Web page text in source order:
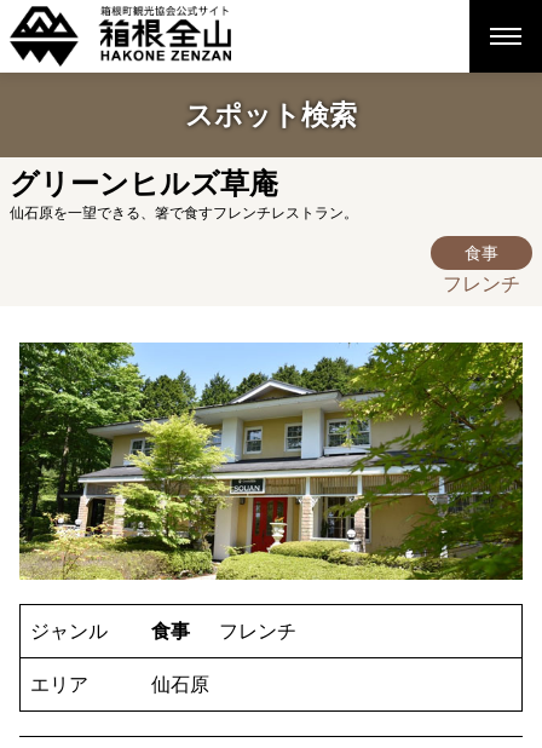
スポット検索
グリーンヒルズ草庵
仙石原を一望できる、箸で食すフレンチレストラン。
食事
フレンチ
ジャンル 食事 フレンチ
エリア 仙石原